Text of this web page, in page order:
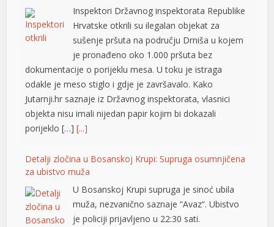
Inspektori Državnog inspektorata Republike
Hrvatske otkrili su ilegalan objekat za
sušenje pršuta na području Drniša u kojem
je pronađeno oko 1.000 pršuta bez
dokumentacije o porijeklu mesa. U toku je istraga
odakle je meso stiglo i gdje je završavalo. Kako
Jutarnji.hr saznaje iz Državnog inspektorata, vlasnici
objekta nisu imali nijedan papir kojim bi dokazali
porijeklo […][...]
Detalji zločina u Bosanskoj Krupi: Supruga osumnjičena
za ubistvo muža
U Bosanskoj Krupi supruga je sinoć ubila
muža, nezvanično saznaje “Avaz“. Ubistvo
je policiji prijavljeno u 22:30 sati.